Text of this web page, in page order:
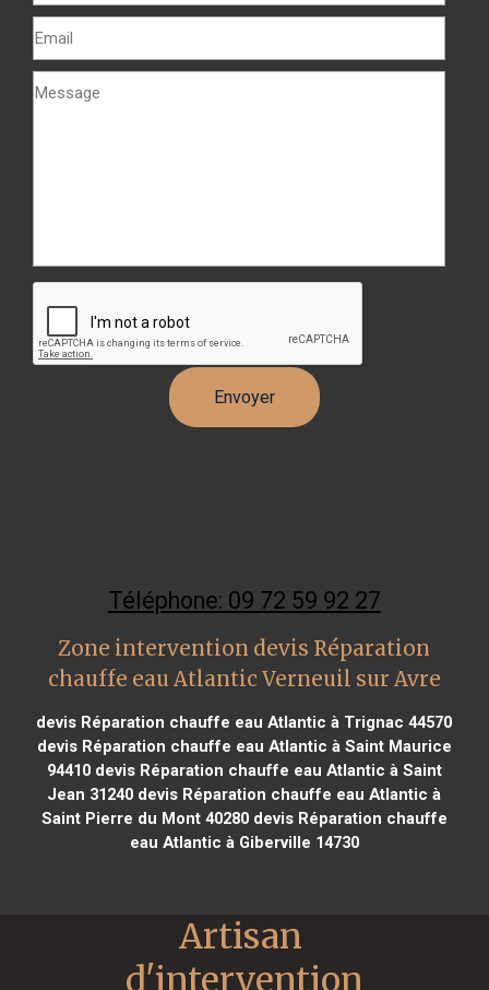
Téléphone: 09 72 59 92 27
Zone intervention devis Réparation
chauffe eau Atlantic Verneuil sur Avre
devis Réparation chauffe eau Atlantic à Trignac 44570
devis Réparation chauffe eau Atlantic à Saint Maurice
94410devis Réparation chauffe eau Atlantic à Saint
Jean 31240 devis Réparation chauffe eau Atlantic à
Saint Pierre du Mont 40280devis Réparation chauffe
eau Atlantic à Giberville 14730
Artisan
d'intervention